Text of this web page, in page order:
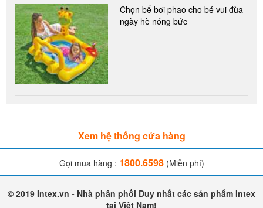
Chọn bể bơi phao cho bé vui đùa
ngày hè nóng bức
Xem hệ thống cửa hàng
Gọi mua hàng : 1800.6598(Miễn phí)
© 2019 Intex.vn - Nhà phân phối Duy nhất các sản phẩm Intex
tại Việt Nam!